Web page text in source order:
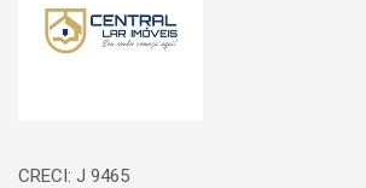
CRECI: J 9465